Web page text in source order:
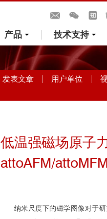
产品 技术支持
发表文章 用户单位
低温强磁场原子
attoAFM/
纳米尺度下的磁学图像对于